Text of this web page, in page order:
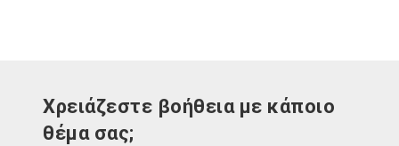
Χρειάζεστε βοήθεια με κάποιο
θέμα σας;